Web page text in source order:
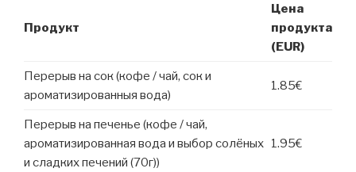
Продукт
Цена
продукта
(EUR)
Перерыв на сок (кофе / чай, сок и
ароматизированныя вода)
1.85€
Перерыв на печенье (кофе / чай,
ароматизированная вода и выбор солёных
и сладких печений (70г))
1.95€